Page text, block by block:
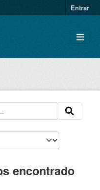
Entrar
encontrado